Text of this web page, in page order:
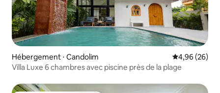
Hébergement ⋅ Candolim Évaluation
4,96 (26)
Villa Luxe 6 chambres avec piscine près de la plage